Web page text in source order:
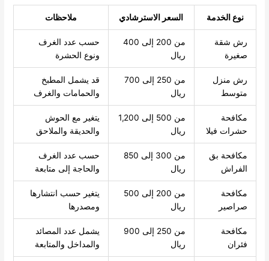
نوع الخدمة السعر الاسترشادي ملاحظات
رش شقة
صغيرة
من 200 إلى 400
ريال
حسب عدد الغرف
ونوع الحشرة
رش منزل
متوسط
من 250 إلى 700
ريال
قد يشمل المطبخ
والحمامات والغرف
مكافحة
حشرات فيلا
من 500 إلى 1,200
ريال
يتغير مع الحوش
والحديقة والملاحق
مكافحة بق
الفراش
من 300 إلى 850
ريال
حسب عدد الغرف
والحاجة إلى متابعة
مكافحة
صراصير
من 200 إلى 500
ريال
يتغير حسب انتشارها
ومصدرها
مكافحة
فئران
من 250 إلى 900
ريال
يشمل عدد المصائد
والمداخل والمتابعة